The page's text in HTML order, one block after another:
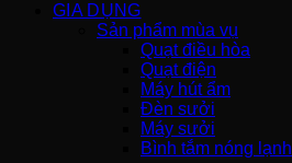
GIA DỤNG
Sản phẩm mùa vụ
Quạt điều hòa
Quạt điện
Máy hút ẩm
Đèn sưởi
Máy sưởi
Bình tắm nóng lạnh